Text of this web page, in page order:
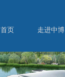
首页 走进中博